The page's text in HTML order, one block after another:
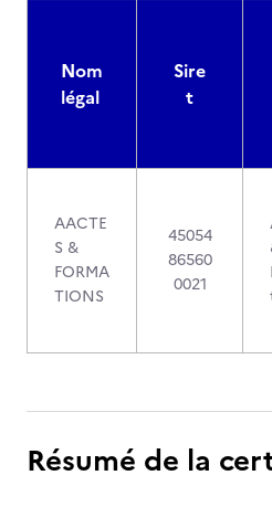
Nom
légal
Sire
t
AACTE
S &
FORMA
TIONS
45054
86560
0021
Résumé de la